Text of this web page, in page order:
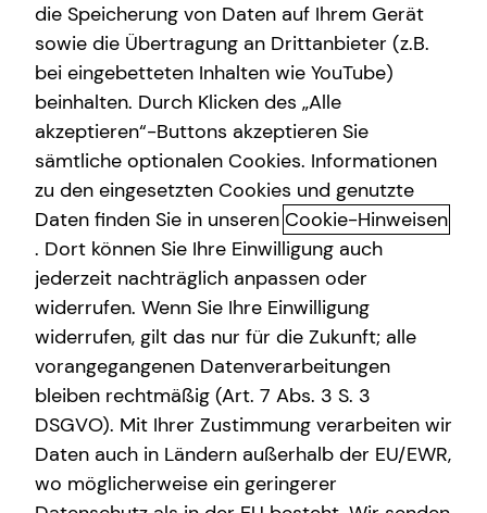
Das tecis Spezialisten-Netzwerk:
in jeder Phase für dich da!
Ganzheitlich beraten“ bedeutet für mich die 100%ige
Ausrichtung auf deine individuellen Wünsche und
Bedürfnisse. Gemeinsam beleuchten wir alle Aspekte für
deine Finanzplanung und entwickeln ein
maßgeschneidertes und ganzheitliches Konzept, das wir
immer wieder neu an deine veränderte Lebenssituation
anpassen können – dein Leben lang und bundesweit.
Um dir passende Produkte anbieten zu können, arbeitet
tecis mit einer Vielzahl renommierter
Produktpartnerinnen und -partner zusammen. Bei der
die Speicherung von Daten auf Ihrem Gerät
sowie die Übertragung an Drittanbieter (z.B.
bei eingebetteten Inhalten wie YouTube)
beinhalten. Durch Klicken des „Alle
akzeptieren“-Buttons akzeptieren Sie
sämtliche optionalen Cookies. Informationen
zu den eingesetzten Cookies und genutzte
Daten finden Sie in unseren Cookie-Hinweisen
. Dort können Sie Ihre Einwilligung auch
jederzeit nachträglich anpassen oder
widerrufen. Wenn Sie Ihre Einwilligung
widerrufen, gilt das nur für die Zukunft; alle
vorangegangenen Datenverarbeitungen
bleiben rechtmäßig (Art. 7 Abs. 3 S. 3
DSGVO). Mit Ihrer Zustimmung verarbeiten wir
Daten auch in Ländern außerhalb der EU/EWR,
wo möglicherweise ein geringerer